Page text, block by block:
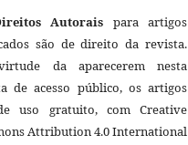
Autorais para artigos
são de direito da revista.
da aparecerem nesta
de acesso público, os artigos
uso gratuito, com Creative
Attribution 4.0 International